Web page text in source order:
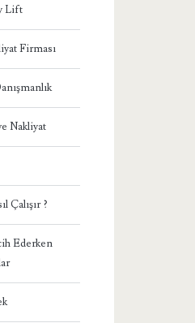
Lift
Firması
Nakliyat
Çalışır ?
Ederken